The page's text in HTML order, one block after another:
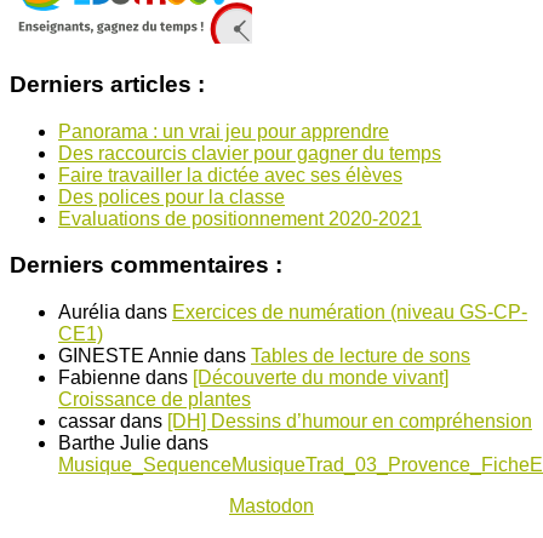
Derniers articles :
Panorama : un vrai jeu pour apprendre
Des raccourcis clavier pour gagner du temps
Faire travailler la dictée avec ses élèves
Des polices pour la classe
Evaluations de positionnement 2020-2021
Derniers commentaires :
Aurélia dans Exercices de numération (niveau GS-CP-
CE1)
GINESTE Annie dans Tables de lecture de sons
Fabienne dans [Découverte du monde vivant]
Croissance de plantes
cassar dans [DH] Dessins d’humour en compréhension
Barthe Julie dans
Mastodon